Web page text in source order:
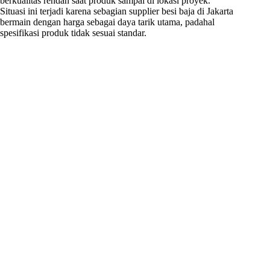
Situasi ini terjadi karena sebagian supplier besi baja di Jakarta
bermain dengan harga sebagai daya tarik utama, padahal
spesifikasi produk tidak sesuai standar.